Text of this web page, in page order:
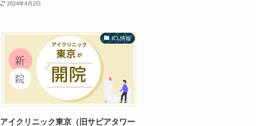
2024年4月2日
ICL情報
アイクリニック東京（旧サピアタワー